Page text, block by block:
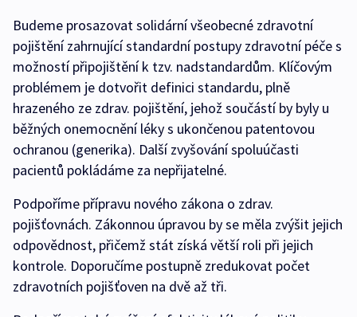
Budeme prosazovat solidární všeobecné zdravotní
pojištění zahrnující standardní postupy zdravotní péče s
možností připojištění k tzv. nadstandardům. Klíčovým
problémem je dotvořit definici standardu, plně
hrazeného ze zdrav. pojištění, jehož součástí by byly u
běžných onemocnění léky s ukončenou patentovou
ochranou (generika). Další zvyšování spoluúčasti
pacientů pokládáme za nepřijatelné.
Podpoříme přípravu nového zákona o zdrav.
pojišťovnách. Zákonnou úpravou by se měla zvýšit jejich
odpovědnost, přičemž stát získá větší roli při jejich
kontrole. Doporučíme postupně zredukovat počet
zdravotních pojišťoven na dvě až tři.